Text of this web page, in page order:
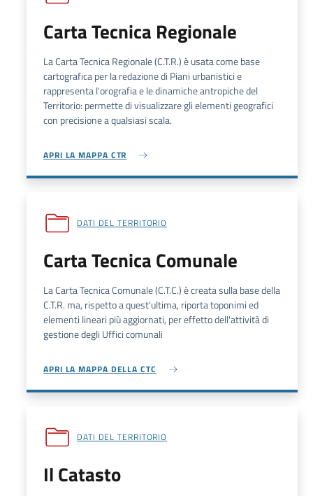
Carta Tecnica Regionale
La Carta Tecnica Regionale (C.T.R.) è usata come base
cartografica per la redazione di Piani urbanistici e
rappresenta l'orografia e le dinamiche antropiche del
Territorio: permette di visualizzare gli elementi geografici
con precisione a qualsiasi scala.
APRI LA MAPPA CTR
DATI DEL TERRITORIO
Carta Tecnica Comunale
La Carta Tecnica Comunale (C.T.C.) è creata sulla base della
C.T.R. ma, rispetto a quest'ultima, riporta toponimi ed
elementi lineari più aggiornati, per effetto dell'attività di
gestione degli Uffici comunali
APRI LA MAPPA DELLA CTC
DATI DEL TERRITORIO
Il Catasto